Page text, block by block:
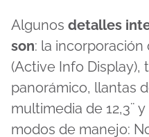
Algunos detalles
son: la
(Active Info Display),
panorámico, llantas
multimedia de 12,3¨
modos de manejo: